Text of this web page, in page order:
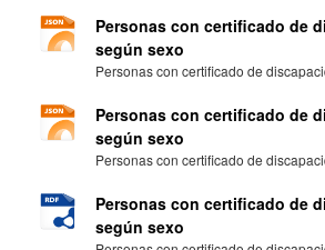
Personas con certificado de
según sexo
Personas con certificado de
Personas con certificado de
según sexo
Personas con certificado de
Personas con certificado de
según sexo